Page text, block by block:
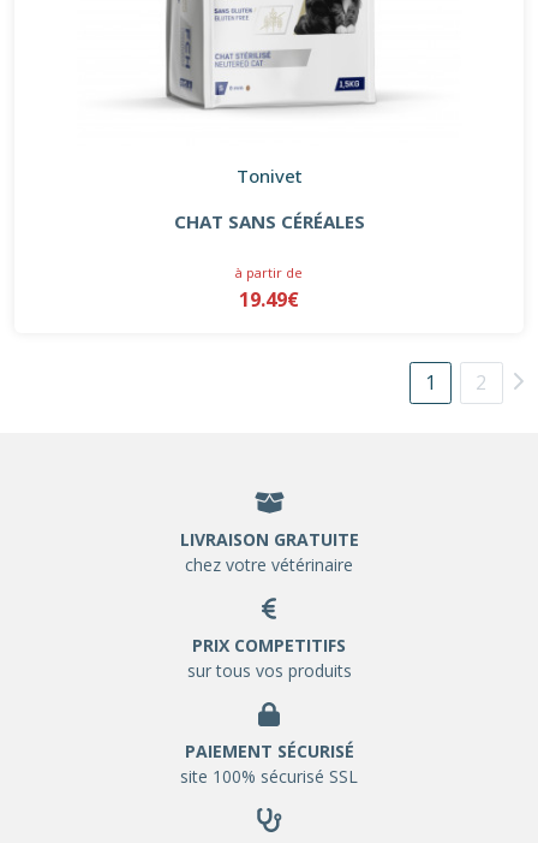
Tonivet
CHAT SANS CÉRÉALES
à partir de
19.49€
1 2
LIVRAISON GRATUITE
chez votre vétérinaire
PRIX COMPETITIFS
sur tous vos produits
PAIEMENT SÉCURISÉ
site 100% sécurisé SSL